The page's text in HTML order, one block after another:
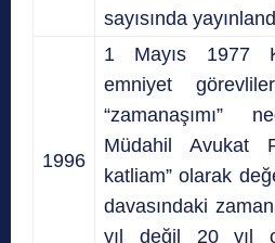
sayısında
1996
1 Mayıs 1977
emniyet
“zamanaşımı”
Müdahil Avukat
katliam” olarak
davasındaki
yıl değil 20 yıl